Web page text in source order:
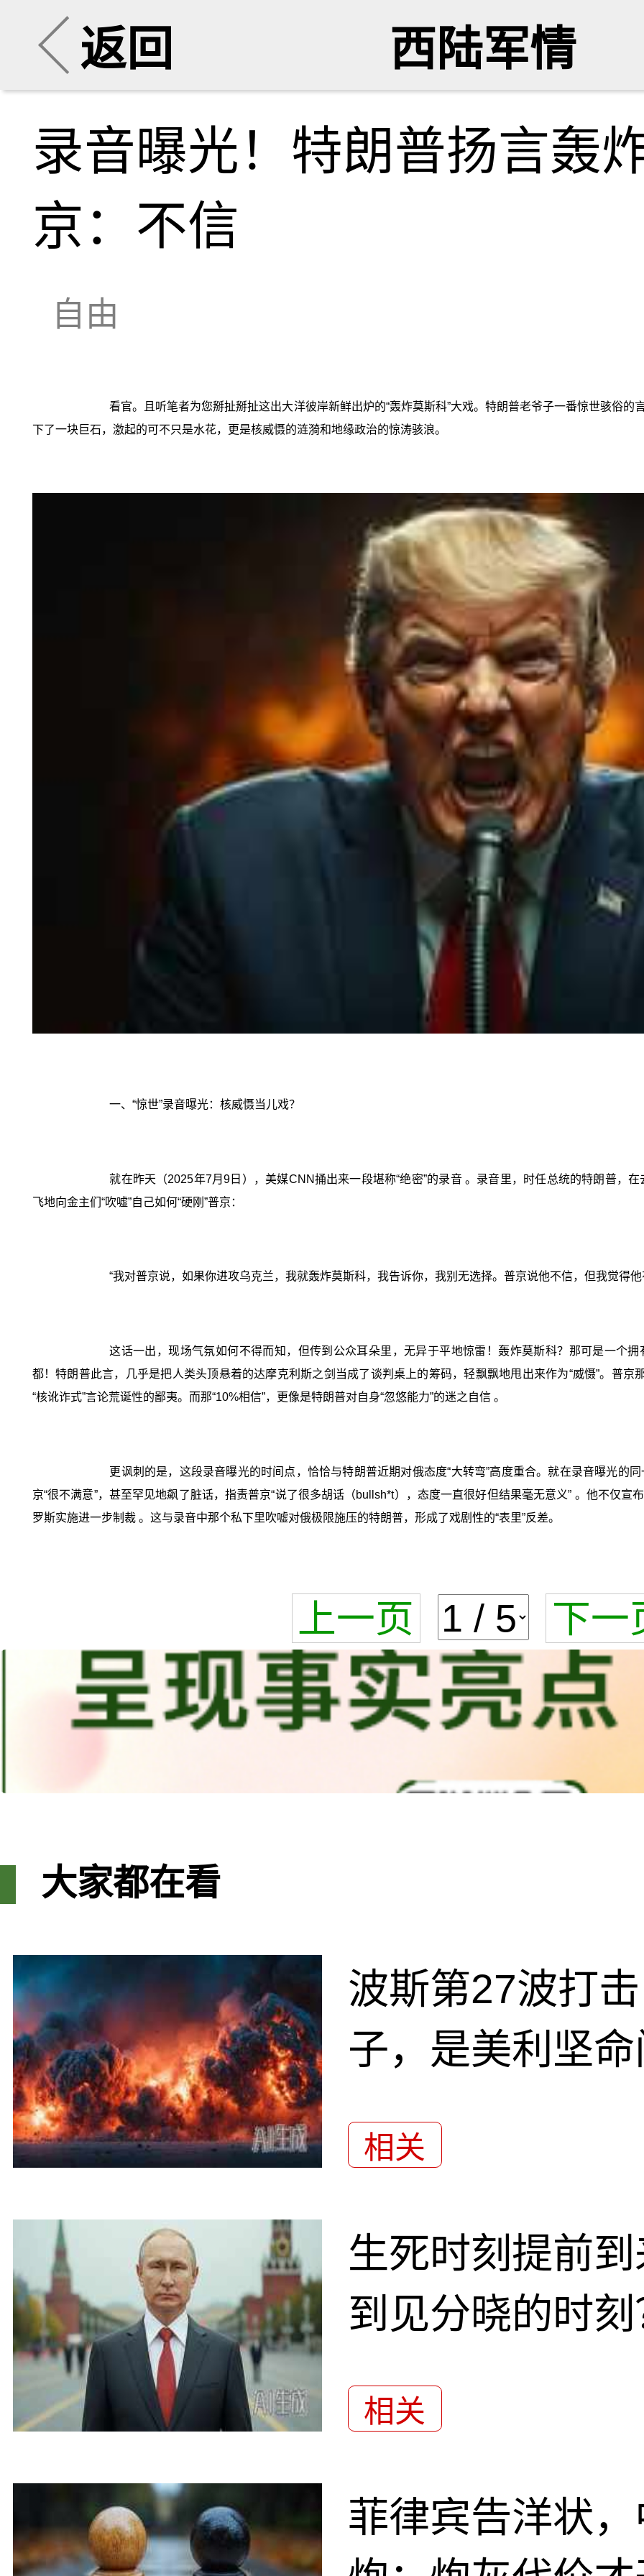
返回 西陆军情
录音曝光！特朗普扬言轰
京：不信
自由
看官。且听笔者为您掰扯掰扯这出大洋彼岸新鲜出炉的“轰炸莫斯科”大戏。特朗普老爷子一番惊世骇俗
下了一块巨石，激起的可不只是水花，更是核威慑的涟漪和地缘政治的惊涛骇浪。
一、“惊世”录音曝光：核威慑当儿戏？
就在昨天（2025年7月9日），美媒CNN捅出来一段堪称“绝密”的录音 。录音里，时任总统的特朗普，
飞地向金主们“吹嘘”自己如何“硬刚”普京：
“我对普京说，如果你进攻乌克兰，我就轰炸莫斯科，我告诉你，我别无选择。普京说他不信，但我觉得他
这话一出，现场气氛如何不得而知，但传到公众耳朵里，无异于平地惊雷！轰炸莫斯科？那可是一个
都！特朗普此言，几乎是把人类头顶悬着的达摩克利斯之剑当成了谈判桌上的筹码，轻飘飘地甩出来作为“威慑”。普京
“核讹诈式”言论荒诞性的鄙夷。而那“10%相信”，更像是特朗普对自身“忽悠能力”的迷之自信 。
更讽刺的是，这段录音曝光的时间点，恰恰与特朗普近期对俄态度“大转弯”高度重合。就在录音曝光的
京“很不满意”，甚至罕见地飙了脏话，指责普京“说了很多胡话（bullsh*t），态度一直很好但结果毫无意义” 。他不仅
罗斯实施进一步制裁 。这与录音中那个私下里吹嘘对俄极限施压的特朗普，形成了戏剧性的“表里”反差。
上一页 下一
大家都在看
波斯第27波打
子，是美利坚
相关
生死时刻提前
到见分晓的时
相关
菲律宾告洋状